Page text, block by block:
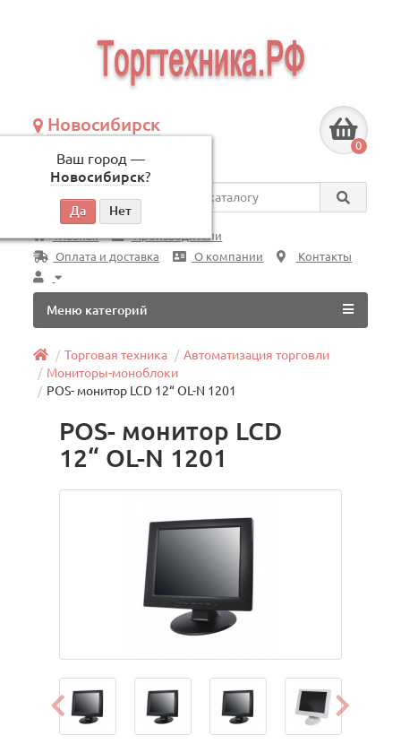
Новосибирск
Ваш город —
Новосибирск?
по будням, с 09:00 до 18:00
0
Везде
Главная
Производители
Оплата и доставка
О компании Контакты
Меню категорий
Торговая техника
Автоматизация торговли
Мониторы-моноблоки
POS- монитор LCD 12“ OL-N 1201
POS- монитор LCD
12“ OL-N 1201